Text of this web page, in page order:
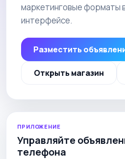
маркетинговые форматы
интерфейсе.
Разместить
Открыть магазин
ПРИЛОЖЕНИЕ
Управляйте
телефона